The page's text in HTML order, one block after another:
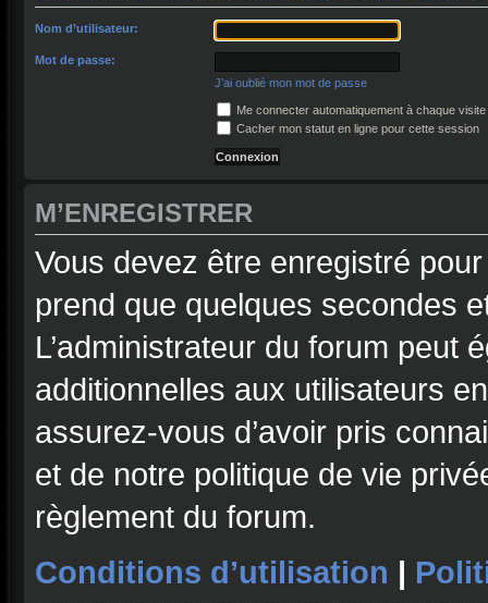
Nom d’utilisateur:
Mot de passe:
J’ai oublié mon mot de passe
Me connecter automatiquement à chaque visite
Cacher mon statut en ligne pour cette session
M’ENREGISTRER
Vous devez être enregistré
prend que quelques secondes
L’administrateur du forum peut
additionnelles aux utilisateurs
assurez-vous d’avoir pris
et de notre politique de vie
règlement du forum.
Conditions d’utilisation |